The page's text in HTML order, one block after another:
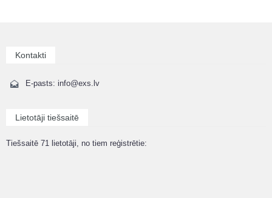
Kontakti
E-pasts: info@exs.lv
Lietotāji tiešsaitē
Tiešsaitē 71 lietotāji, no tiem reģistrētie: